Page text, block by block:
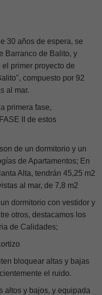
30 años de espera, se
Barranco de Balito, y
primer proyecto de
compuesto por 92
al mar.
primera fase,
II de estos
de un dormitorio y un
de Apartamentos; En
Alta, tendrán 45,25 m2
al mar, de 7,8 m2
dormitorio con vestidor y
otros, destacamos los
de Calidades;
bloquear altas y bajas
el ruido.
altos y bajos, y equipada